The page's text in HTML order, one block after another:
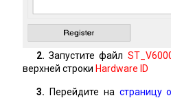
2. Запустите файл
верхней строки Hardware ID
3. Перейдите на страницу